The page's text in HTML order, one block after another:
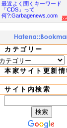
最近よく聞くキーワード
「CDS」って
何?:Garbagenews.com
カテゴリー
本家サイト更新情
サイト内検索